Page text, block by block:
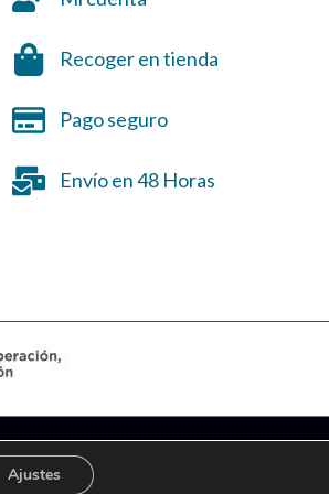
Recoger en tienda
Pago seguro
Envío en 48 Horas
Marketing
Ajustes